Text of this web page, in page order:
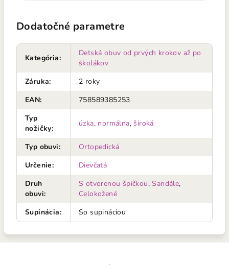
Dodatočné parametre
Kategória:
Detská obuv od prvých krokov až po
školákov
Záruka:
2 roky
EAN:
758589385253
Typ
nožičky:
úzka, normálna, široká
Typ obuvi:
Ortopedická
Určenie:
Dievčatá
Druh
obuvi:
S otvorenou špičkou,Sandále,
Celokožené
Supinácia: So supináciou